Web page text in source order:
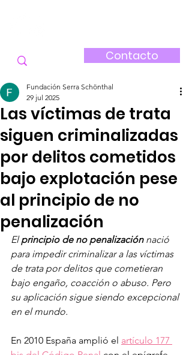
Contacto
Las víctimas de trata
siguen criminalizadas
por delitos cometidos
bajo explotación pese
al principio de no
penalización
Fundación Serra Schönthal
29 jul 2025
El principio de no penalización nació
para impedir criminalizar a las víctimas
de trata por delitos que cometieran
bajo engaño, coacción o abuso. Pero
su aplicación sigue siendo excepcional
en el mundo.
En 2010 España amplió el artículo 177